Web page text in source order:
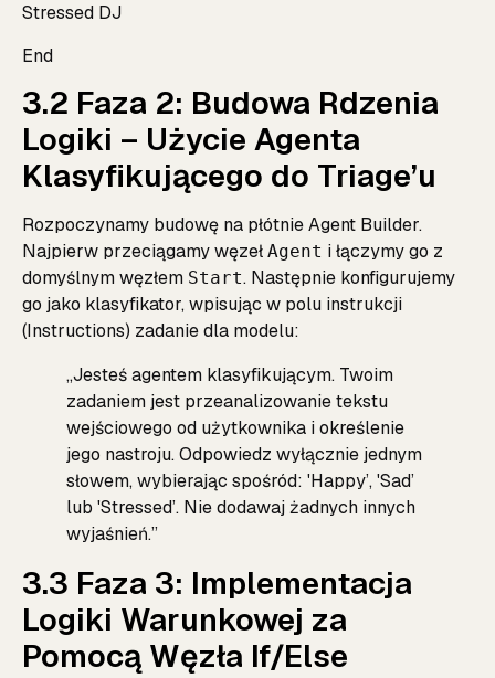
Stressed DJ
End
3.2 Faza 2: Budowa Rdzenia
Logiki – Użycie Agenta
Klasyfikującego do Triage’u
Rozpoczynamy budowę na płótnie Agent Builder.
Najpierw przeciągamy węzeł Agent i łączymy go z
domyślnym węzłem Start. Następnie konfigurujemy
go jako klasyfikator, wpisując w polu instrukcji
(Instructions) zadanie dla modelu:
„Jesteś agentem klasyfikującym. Twoim
zadaniem jest przeanalizowanie tekstu
wejściowego od użytkownika i określenie
jego nastroju. Odpowiedz wyłącznie jednym
słowem, wybierając spośród: 'Happy’, 'Sad’
lub 'Stressed’. Nie dodawaj żadnych innych
wyjaśnień.”
3.3 Faza 3: Implementacja
Logiki Warunkowej za
Pomocą Węzła If/Else